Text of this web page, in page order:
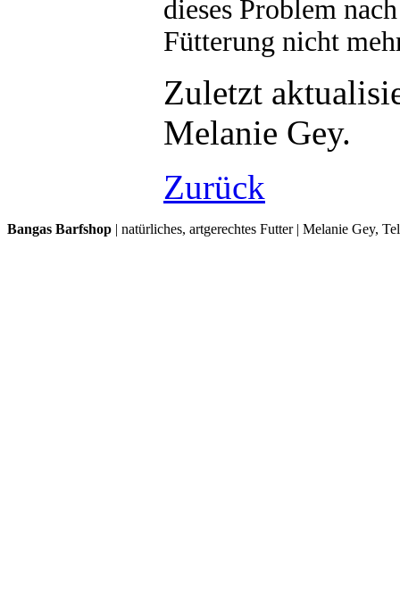
dieses Problem
Fütterung nicht
Zuletzt
Melanie Gey.
Zurück
Bangas Barfshop | natürliches, artgerechtes Futter | Melanie Gey,